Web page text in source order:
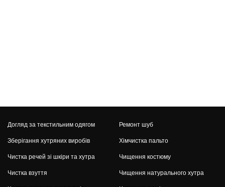
Догляд за текстильним одягом
Зберігання хутряних виробів
Чистка речей зі шкіри та хутра
Чистка взуття
Ремонт шуб
Хімчистка пальто
Чищення костюму
Чищення натурального хутра